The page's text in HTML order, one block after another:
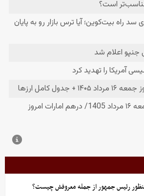
رئیس جمهور از جمله معروفش چیست؟